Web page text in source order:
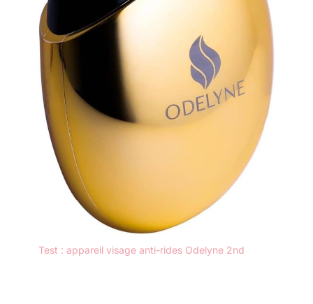
Test : appareil visage anti-rides Odelyne 2nd